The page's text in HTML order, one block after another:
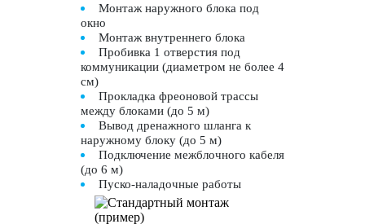
Монтаж наружного блока под
окно
Монтаж внутреннего блока
Пробивка 1 отверстия под
коммуникации (диаметром не более 4
см)
Прокладка фреоновой трассы
между блоками (до 5 м)
Вывод дренажного шланга к
наружному блоку (до 5 м)
Подключение межблочного кабеля
(до 6 м)
Пуско-наладочные работы